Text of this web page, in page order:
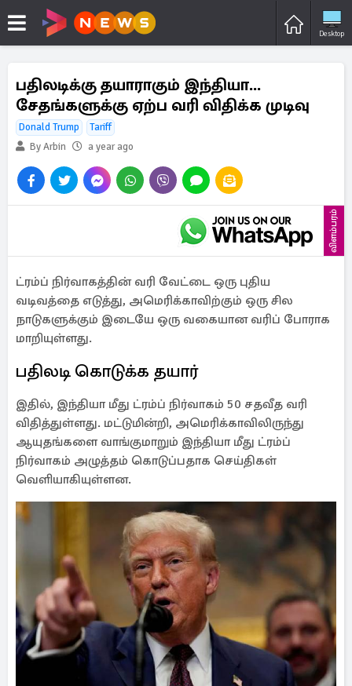
Desktop
பதிலடிக்கு தயாராகும் இந்தியா...
சேதங்களுக்கு ஏற்ப வரி விதிக்க முடிவு
Donald Trump
Tariff
By Arbin
a year ago
விளம்பரம்
ட்ரம்ப் நிர்வாகத்தின் வரி வேட்டை ஒரு புதிய
வடிவத்தை எடுத்து, அமெரிக்காவிற்கும் ஒரு சில
நாடுகளுக்கும் இடையே ஒரு வகையான வரிப் போராக
மாறியுள்ளது.
பதிலடி கொடுக்க தயார்
இதில், இந்தியா மீது ட்ரம்ப் நிர்வாகம் 50 சதவீத வரி
விதித்துள்ளது. மட்டுமின்றி, அமெரிக்காவிலிருந்து
ஆயுதங்களை வாங்குமாறும் இந்தியா மீது ட்ரம்ப்
நிர்வாகம் அழுத்தம் கொடுப்பதாக செய்திகள்
வெளியாகியுள்ளன.